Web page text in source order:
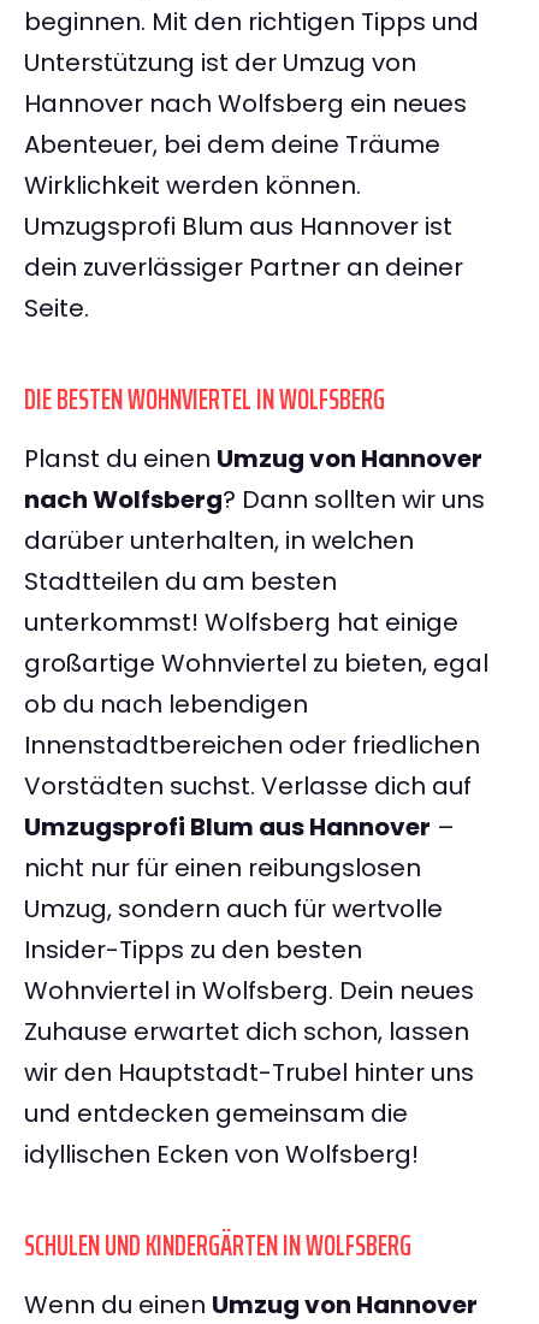
beginnen. Mit den richtigen Tipps und
Unterstützung ist der Umzug von
Hannover nach Wolfsberg ein neues
Abenteuer, bei dem deine Träume
Wirklichkeit werden können.
Umzugsprofi Blum aus Hannover ist
dein zuverlässiger Partner an deiner
Seite.
DIE BESTEN WOHNVIERTEL IN WOLFSBERG
Planst du einen Umzug von Hannover
nach Wolfsberg? Dann sollten wir uns
darüber unterhalten, in welchen
Stadtteilen du am besten
unterkommst! Wolfsberg hat einige
großartige Wohnviertel zu bieten, egal
ob du nach lebendigen
Innenstadtbereichen oder friedlichen
Vorstädten suchst. Verlasse dich auf
Umzugsprofi Blum aus Hannover –
nicht nur für einen reibungslosen
Umzug, sondern auch für wertvolle
Insider-Tipps zu den besten
Wohnviertel in Wolfsberg. Dein neues
Zuhause erwartet dich schon, lassen
wir den Hauptstadt-Trubel hinter uns
und entdecken gemeinsam die
idyllischen Ecken von Wolfsberg!
SCHULEN UND KINDERGÄRTEN IN WOLFSBERG
Wenn du einen Umzug von Hannover